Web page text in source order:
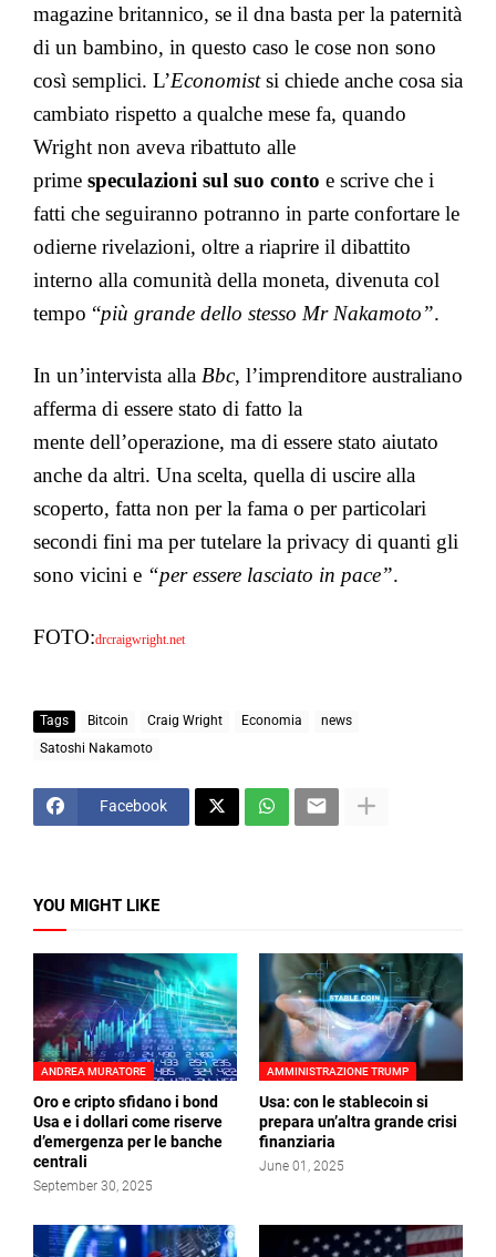
magazine britannico, se il dna basta per la paternità
di un bambino, in questo caso le cose non sono
così semplici. L’Economistsi chiede anche cosa sia
cambiato rispetto a qualche mese fa, quando
Wright non aveva ribattuto alle
prime speculazioni sul suo conto e scrive che i
fatti che seguiranno potranno in parte confortare le
odierne rivelazioni, oltre a riaprire il dibattito
interno alla comunità della moneta, divenuta col
tempo “più grande dello stesso Mr Nakamoto”.
In un’intervista alla Bbc, l’imprenditore australiano
afferma di essere stato di fatto la
mente dell’operazione, ma di essere stato aiutato
anche da altri. Una scelta, quella di uscire alla
scoperto, fatta non per la fama o per particolari
secondi fini ma per tutelare la privacy di quanti gli
sono vicini e “per essere lasciato in pace”.
FOTO:drcraigwright.net
Tags Bitcoin Craig Wright Economia
news
Satoshi Nakamoto
Facebook
YOU MIGHT LIKE
ANDREA MURATORE
Oro e cripto sfidano i bond
Usa e i dollari come riserve
d’emergenza per le banche
centrali
September 30, 2025
AMMINISTRAZIONE TRUMP
Usa: con le stablecoin si
prepara un’altra grande crisi
finanziaria
June 01, 2025